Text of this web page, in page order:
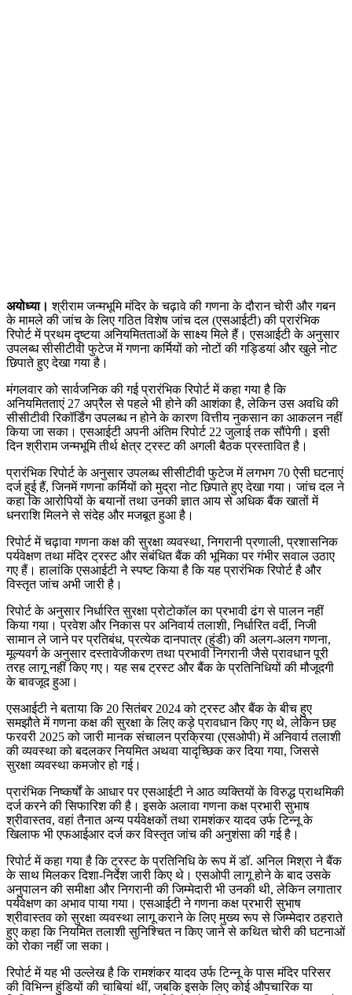
अयोध्या। श्रीराम जन्मभूमि मंदिर के चढ़ावे की गणना के दौरान चोरी और गबन
के मामले की जांच के लिए गठित विशेष जांच दल (एसआईटी) की प्रारंभिक
रिपोर्ट में प्रथम दृष्टया अनियमितताओं के साक्ष्य मिले हैं। एसआईटी के अनुसार
उपलब्ध सीसीटीवी फुटेज में गणना कर्मियों को नोटों की गड्डियां और खुले नोट
छिपाते हुए देखा गया है।
मंगलवार को सार्वजनिक की गई प्रारंभिक रिपोर्ट में कहा गया है कि
अनियमितताएं 27 अप्रैल से पहले भी होने की आशंका है, लेकिन उस अवधि की
सीसीटीवी रिकॉर्डिंग उपलब्ध न होने के कारण वित्तीय नुकसान का आकलन नहीं
किया जा सका। एसआईटी अपनी अंतिम रिपोर्ट 22 जुलाई तक सौंपेगी। इसी
दिन श्रीराम जन्मभूमि तीर्थ क्षेत्र ट्रस्ट की अगली बैठक प्रस्तावित है।
प्रारंभिक रिपोर्ट के अनुसार उपलब्ध सीसीटीवी फुटेज में लगभग 70 ऐसी घटनाएं
दर्ज हुई हैं, जिनमें गणना कर्मियों को मुद्रा नोट छिपाते हुए देखा गया। जांच दल ने
कहा कि आरोपियों के बयानों तथा उनकी ज्ञात आय से अधिक बैंक खातों में
धनराशि मिलने से संदेह और मजबूत हुआ है।
रिपोर्ट में चढ़ावा गणना कक्ष की सुरक्षा व्यवस्था, निगरानी प्रणाली, प्रशासनिक
पर्यवेक्षण तथा मंदिर ट्रस्ट और संबंधित बैंक की भूमिका पर गंभीर सवाल उठाए
गए हैं। हालांकि एसआईटी ने स्पष्ट किया है कि यह प्रारंभिक रिपोर्ट है और
विस्तृत जांच अभी जारी है।
रिपोर्ट के अनुसार निर्धारित सुरक्षा प्रोटोकॉल का प्रभावी ढंग से पालन नहीं
किया गया। प्रवेश और निकास पर अनिवार्य तलाशी, निर्धारित वर्दी, निजी
सामान ले जाने पर प्रतिबंध, प्रत्येक दानपात्र (हुंडी) की अलग-अलग गणना,
मूल्यवर्ग के अनुसार दस्तावेजीकरण तथा प्रभावी निगरानी जैसे प्रावधान पूरी
तरह लागू नहीं किए गए। यह सब ट्रस्ट और बैंक के प्रतिनिधियों की मौजूदगी
के बावजूद हुआ।
एसआईटी ने बताया कि 20 सितंबर 2024 को ट्रस्ट और बैंक के बीच हुए
समझौते में गणना कक्ष की सुरक्षा के लिए कड़े प्रावधान किए गए थे, लेकिन छह
फरवरी 2025 को जारी मानक संचालन प्रक्रिया (एसओपी) में अनिवार्य तलाशी
की व्यवस्था को बदलकर नियमित अथवा यादृच्छिक कर दिया गया, जिससे
सुरक्षा व्यवस्था कमजोर हो गई।
प्रारंभिक निष्कर्षों के आधार पर एसआईटी ने आठ व्यक्तियों के विरुद्ध प्राथमिकी
दर्ज करने की सिफारिश की है। इसके अलावा गणना कक्ष प्रभारी सुभाष
श्रीवास्तव, वहां तैनात अन्य पर्यवेक्षकों तथा रामशंकर यादव उर्फ टिन्नू के
खिलाफ भी एफआईआर दर्ज कर विस्तृत जांच की अनुशंसा की गई है।
रिपोर्ट में कहा गया है कि ट्रस्ट के प्रतिनिधि के रूप में डॉ. अनिल मिश्रा ने बैंक
के साथ मिलकर दिशा-निर्देश जारी किए थे। एसओपी लागू होने के बाद उसके
अनुपालन की समीक्षा और निगरानी की जिम्मेदारी भी उनकी थी, लेकिन लगातार
पर्यवेक्षण का अभाव पाया गया। एसआईटी ने गणना कक्ष प्रभारी सुभाष
श्रीवास्तव को सुरक्षा व्यवस्था लागू कराने के लिए मुख्य रूप से जिम्मेदार ठहराते
हुए कहा कि नियमित तलाशी सुनिश्चित न किए जाने से कथित चोरी की घटनाओं
को रोका नहीं जा सका।
रिपोर्ट में यह भी उल्लेख है कि रामशंकर यादव उर्फ टिन्नू के पास मंदिर परिसर
की विभिन्न हुंडियों की चाबियां थीं, जबकि इसके लिए कोई औपचारिक या